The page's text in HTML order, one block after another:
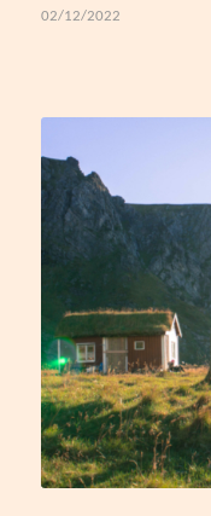
02/12/2022